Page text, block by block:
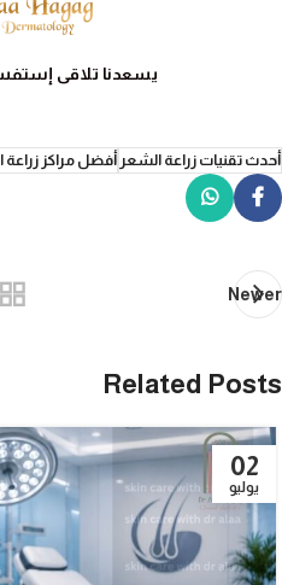
يسعدنا تلاقى
أحدث تقنيات زراعة الشعر أفضل مراكز
Newer
Related Posts
02
يوليو